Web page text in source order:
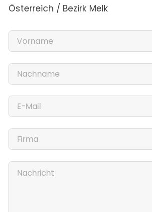
Österreich / Bezirk Melk